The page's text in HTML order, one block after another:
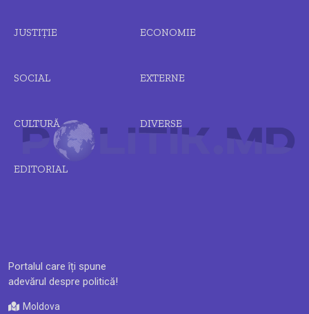
Portalul care îți spune
adevărul despre politică!
Moldova
JUSTIȚIE ECONOMIE
SOCIAL EXTERNE
CULTURĂ DIVERSE
EDITORIAL